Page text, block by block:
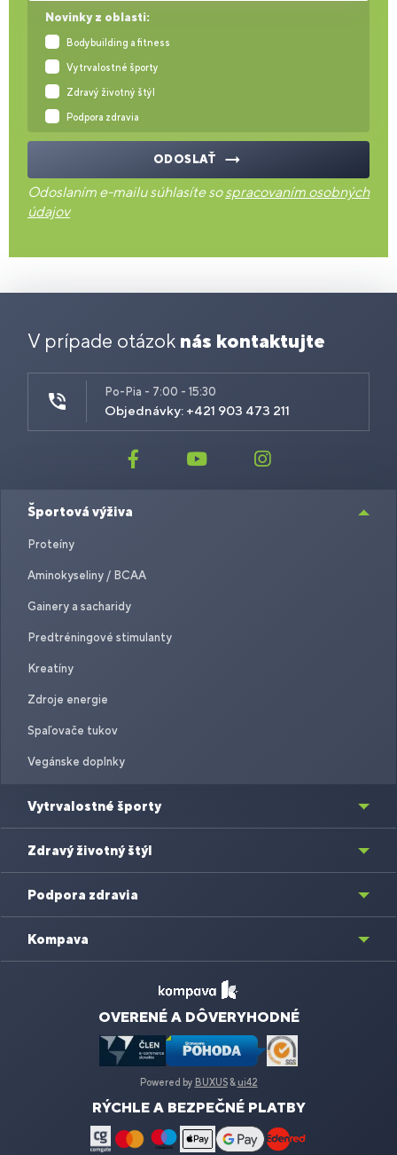
Novinky z oblasti:
Bodybuilding a fitness
Vytrvalostné športy
Zdravý životný štýl
Podpora zdravia
ODOSLAŤ
Odoslaním e-mailu súhlasíte sospracovaním osobných
údajov
V prípade otázok nás kontaktujte
Po-Pia - 7:00 - 15:30
Objednávky: +421 903 473 211
Športová výživa
Proteíny
Aminokyseliny / BCAA
Gainery a sacharidy
Predtréningové stimulanty
Kreatíny
Zdroje energie
Spaľovače tukov
Vegánske doplnky
Vytrvalostné športy
Zdravý životný štýl
Podpora zdravia
Kompava
OVERENÉ A DÔVERYHODNÉ
Powered by BUXUS& ui42
RÝCHLE A BEZPEČNÉ PLATBY